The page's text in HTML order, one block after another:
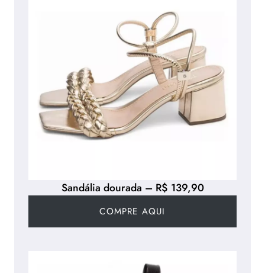
Sandália dourada – R$ 139,90
COMPRE AQUI